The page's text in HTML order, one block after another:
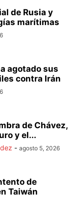
de Rusia y
marítimas
agotado sus
contra Irán
de Chávez,
y el...
- agosto 5, 2026
de
Taiwán